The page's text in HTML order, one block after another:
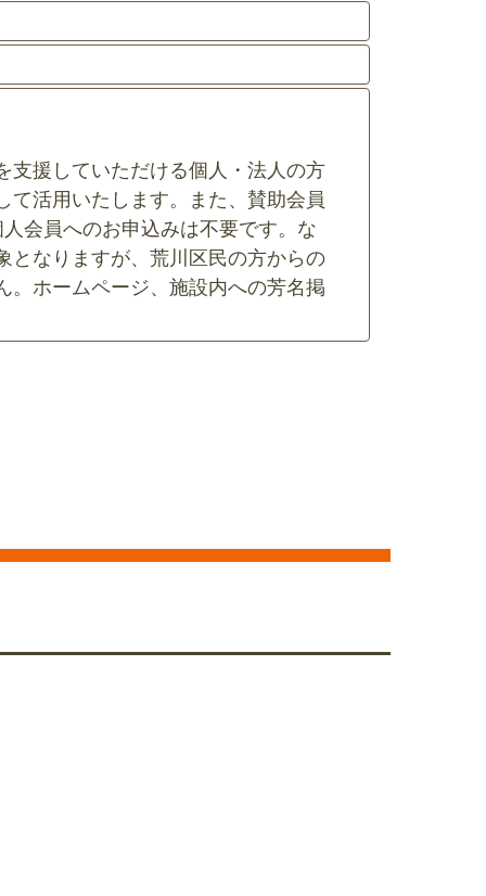
支援していただける個人・法人の方
て活用いたします。また、賛助会員
会員へのお申込みは不要です。な
となりますが、荒川区民の方からの
。ホームページ、施設内への芳名掲